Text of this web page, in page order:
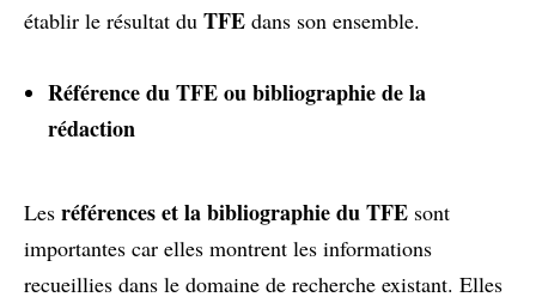
établir le résultat du TFE dans son ensemble.
Référence du TFE ou bibliographie de la
rédaction
Les références et la bibliographie du TFE sont
importantes car elles montrent les informations
recueillies dans le domaine de recherche existant. Elles